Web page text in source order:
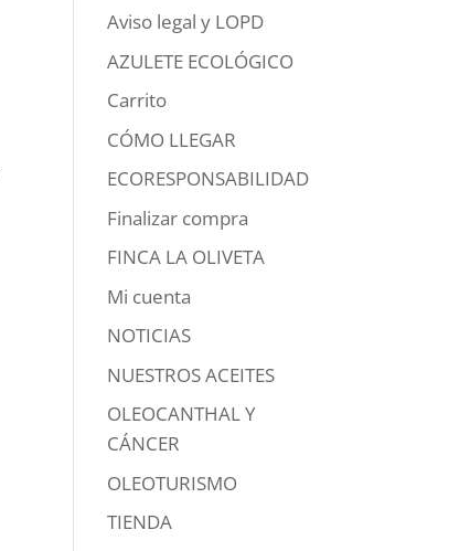
Aviso legal y LOPD
AZULETE ECOLÓGICO
Carrito
CÓMO LLEGAR
ECORESPONSABILIDAD
Finalizar compra
FINCA LA OLIVETA
Mi cuenta
NOTICIAS
NUESTROS ACEITES
OLEOCANTHAL Y
CÁNCER
OLEOTURISMO
TIENDA